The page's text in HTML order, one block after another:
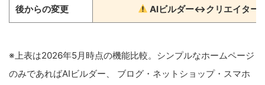
後からの変更 AIビルダー↔クリエイター
※上表は2026年5月時点の機能比較。シンプルなホームページ
のみであればAIビルダー、 ブログ・ネットショップ・スマホ